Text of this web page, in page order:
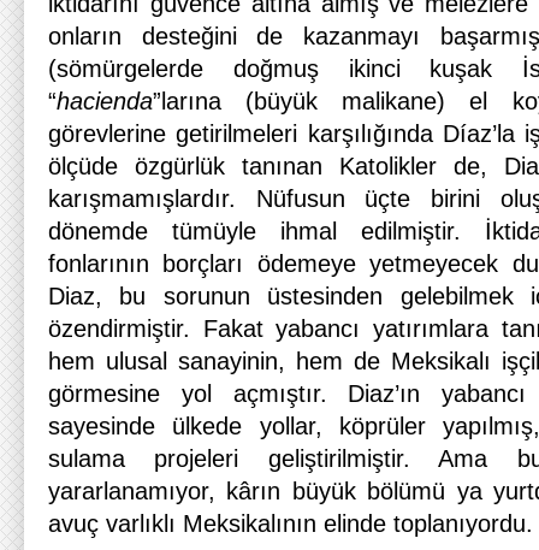
onların desteğini de kazanmayı
(sömürgelerde doğmuş ikinci kuşak
“hacienda”larına (büyük malikane) el
görevlerine getirilmeleri karşılığında Díaz’la
ölçüde özgürlük tanınan Katolikler de,
karışmamışlardır. Nüfusun üçte birini
dönemde tümüyle ihmal edilmiştir.
fonlarının borçları ödemeye yetmeyecek
Diaz, bu sorunun üstesinden gelebilmek
özendirmiştir. Fakat yabancı yatırımlara
hem ulusal sanayinin, hem de Meksikalı
görmesine yol açmıştır. Diaz’ın
sayesinde ülkede yollar, köprüler
sulama projeleri geliştirilmiştir. Ama
yararlanamıyor, kârın büyük bölümü ya
avuç varlıklı Meksikalının elinde toplanıyordu.